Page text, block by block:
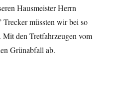
Hausmeister Herrn
Trecker müssten wir bei so
den Tretfahrzeugen vom
Grünabfall ab.